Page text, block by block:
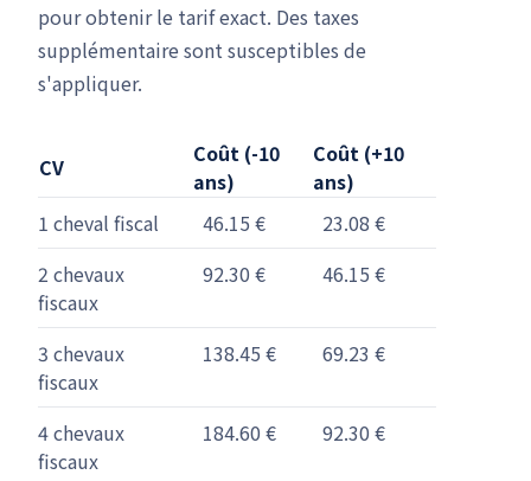
pour obtenir le tarif exact. Des taxes
supplémentaire sont susceptibles de
s'appliquer.
CV
Coût (-10
ans)
Coût (+10
ans)
1 cheval fiscal
46.15 €
23.08 €
2 chevaux
fiscaux
92.30 € 46.15 €
3 chevaux
fiscaux
138.45 € 69.23 €
4 chevaux
fiscaux
184.60 € 92.30 €